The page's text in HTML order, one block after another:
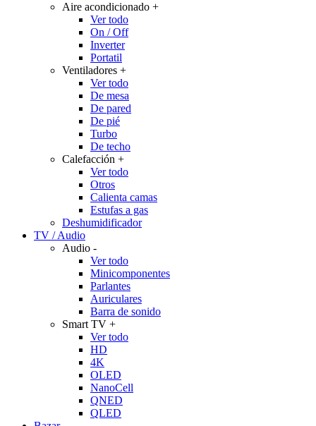
Aire acondicionado +
Ver todo
On / Off
Inverter
Portatil
Ventiladores +
Ver todo
De mesa
De pared
De pié
Turbo
De techo
Calefacción +
Ver todo
Otros
Calienta camas
Estufas a gas
Deshumidificador
TV / Audio
Audio -
Ver todo
Minicomponentes
Parlantes
Auriculares
Barra de sonido
Smart TV +
Ver todo
HD
4K
OLED
NanoCell
QNED
QLED